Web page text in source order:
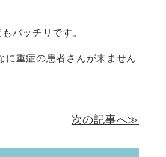
バッチリです。
に重症の患者さんが来ません
次の記事へ≫